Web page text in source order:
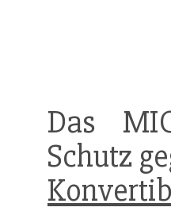
Das
Schutz